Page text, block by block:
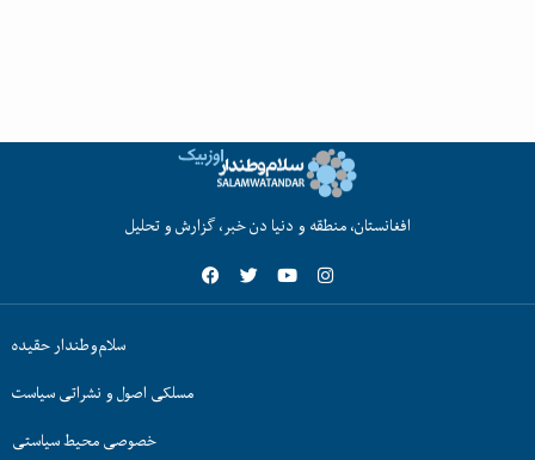
افغانستان، منطقه و دنیا دن خبر، گزارش و تحلیل
سلام‌وطندار حقیده
مسلکی اصول و نشراتی سیاست
خصوصی محیط سیاستی